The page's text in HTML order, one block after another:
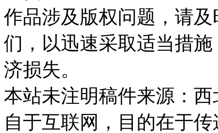
作品涉及版权问题，请
们，以迅速采取适当措
济损失。
本站未注明稿件来源：
自于互联网，目的在于